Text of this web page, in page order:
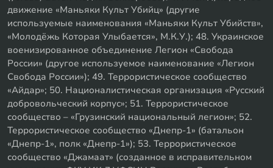
движение «Маньяки Культ Убийц» (другие
используемые наименования «Маньяки Культ Убийств»,
«Молодёжь Которая Улыбается», М.К.У.); 48. Украинское
военизированное объединение Легион «Свобода
России» (другое используемое наименование «Легион
Свобода России»); 49. Террористическое сообщество
«Айдар»; 50. Националистическая организация «Русский
добровольческий корпус»; 51. Террористическое
сообщество – «Грузинский национальный легион»; 52.
Террористическое сообщество «Днепр-1» (батальон
«Днепр-1», полк «Днепр-1»); 53. Террористическое
сообщество «Джамаат» (созданное в исправительном